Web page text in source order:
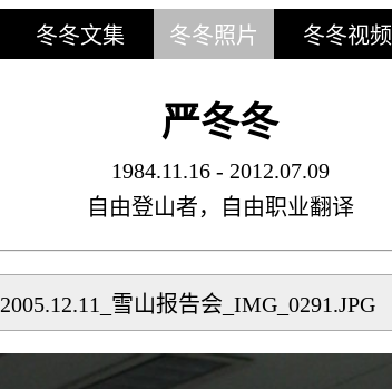
冬冬文集 冬冬照片 冬冬视频
严冬冬
1984.11.16 - 2012.07.09
自由登山者，自由职业翻译
2005.12.11_雪山报告会_IMG_0291.JPG